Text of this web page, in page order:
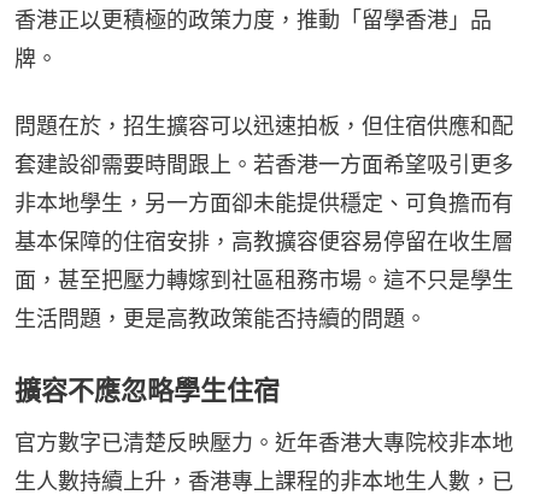
香港正以更積極的政策力度，推動「留學香港」品
牌。
問題在於，招生擴容可以迅速拍板，但住宿供應和配
套建設卻需要時間跟上。若香港一方面希望吸引更多
非本地學生，另一方面卻未能提供穩定、可負擔而有
基本保障的住宿安排，高教擴容便容易停留在收生層
面，甚至把壓力轉嫁到社區租務市場。這不只是學生
生活問題，更是高教政策能否持續的問題。
擴容不應忽略學生住宿
官方數字已清楚反映壓力。近年香港大專院校非本地
生人數持續上升，香港專上課程的非本地生人數，已